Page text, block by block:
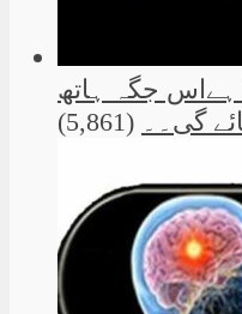
ہےاس جگہ ہاتھ
گی۔۔ (5,861)